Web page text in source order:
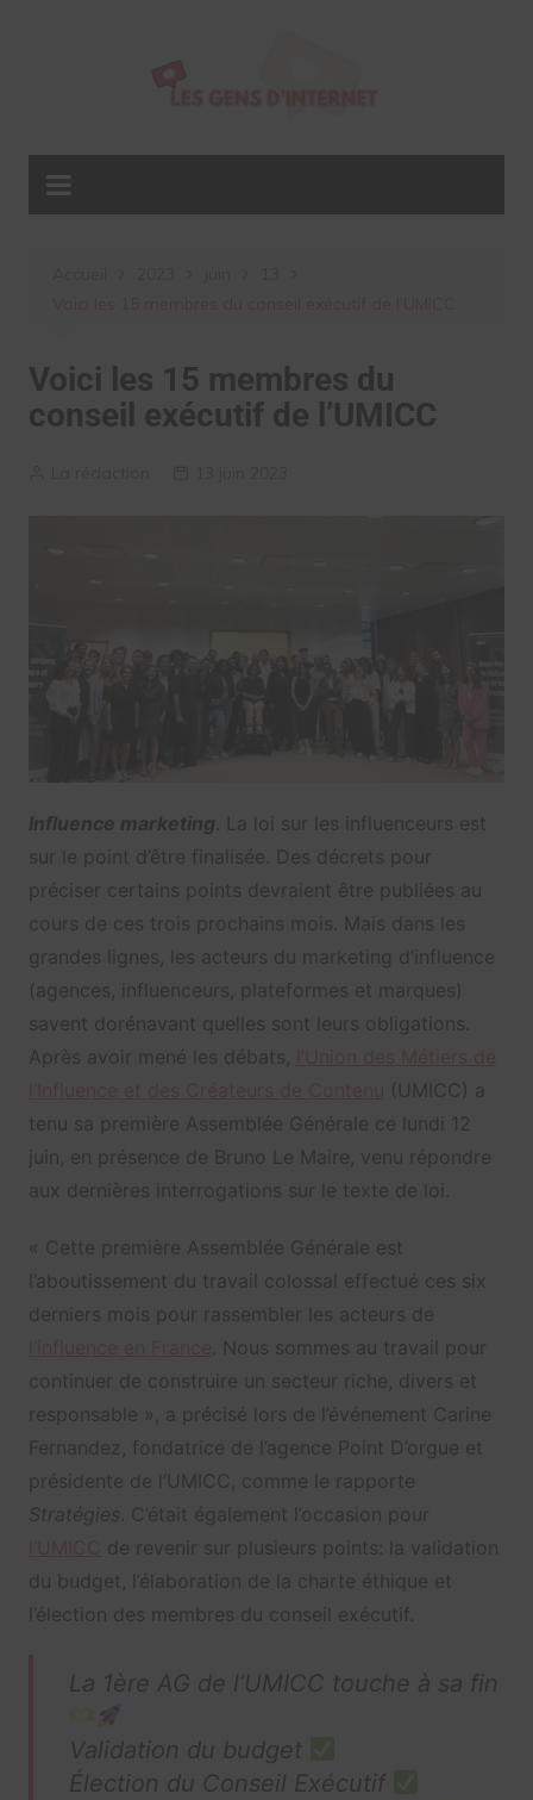
Voici les 15 membres du
conseil exécutif de l’UMICC
Influence marketing . La loi sur les influenceurs est
sur le point d’être finalisée. Des décrets pour
préciser certains points devraient être publiées au
cours de ces trois prochains mois. Mais dans les
grandes lignes, les acteurs du marketing d’influence
(agences, influenceurs, plateformes et marques)
savent dorénavant quelles sont leurs obligations.
Après avoir mené les débats,
(UMICC) a
tenu sa première Assemblée Générale ce lundi 12
juin, en présence de Bruno Le Maire, venu répondre
aux dernières interrogations sur le texte de loi.
« Cette première Assemblée Générale est
l’aboutissement du travail colossal effectué ces six
derniers mois pour rassembler les acteurs de
. Nous sommes au travail pour
continuer de construire un secteur riche, divers et
responsable », a précisé lors de l’événement Carine
Fernandez, fondatrice de l’agence Point D’orgue et
présidente de l’UMICC, comme le rapporte
Stratégies . C’était également l’occasion pour
de revenir sur plusieurs points: la validation
du budget, l’élaboration de la charte éthique et
l’élection des membres du conseil exécutif.
La 1ère AG de l’UMICC touche à sa fin
Validation du budget
Élection du Conseil Exécutif